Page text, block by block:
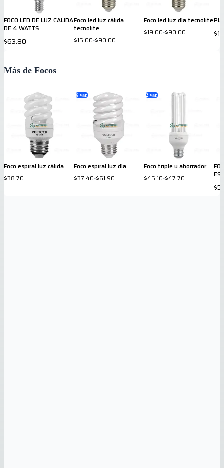
FOCO LED DE LUZ CALIDA
DE 4 WATTS
$63.80
Foco led luz cálida
tecnolite
$15.00-$90.00
Foco led luz día tecnolite
$19.00-$90.00
Más de Focos
Foco espiral luz cálida
$38.70
6 var.
Foco espiral luz día
$37.40-$61.90
2 var.
Foco triple u ahorrador
$45.10-$47.70